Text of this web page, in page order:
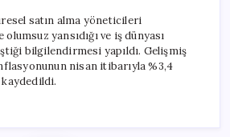
satın alma yöneticileri
yansıdığı ve iş dünyası
bilgilendirmesi yapıldı. Gelişmiş
nisan itibarıyla %3,4